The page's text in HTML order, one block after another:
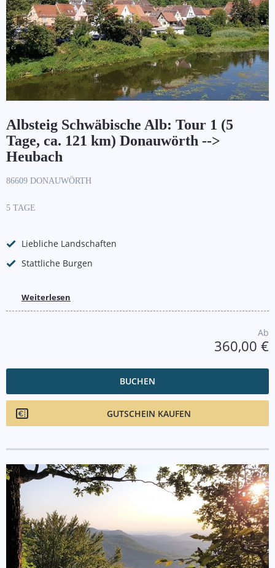
Albsteig Schwäbische Alb: Tour 1 (5
Tage, ca. 121 km) Donauwörth -->
Heubach
86609 DONAUWÖRTH
5 TAGE
Liebliche Landschaften
Stattliche Burgen
Weiterlesen
Ab
360,00 €
BUCHEN
GUTSCHEIN KAUFEN